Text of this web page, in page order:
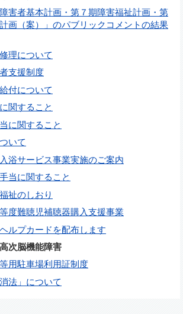
障害者基本計画・第７期障害福祉計画・第
画（案）」のパブリックコメントの結果
理について
支援制度
付について
関すること
に関すること
いて
浴サービス事業実施のご案内
当に関すること
祉のしおり
度難聴児補聴器購入支援事業
ルプカードを配布します
次脳機能障害
用駐車場利用証制度
法」について